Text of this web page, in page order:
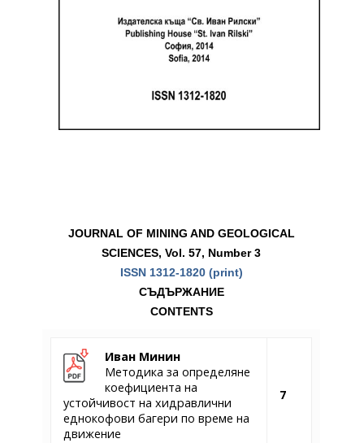
JOURNAL OF MINING AND GEOLOGICAL
SCIENCES, Vol. 57, Number 3
ISSN 1312-1820 (print)
СЪДЪРЖАНИЕ
CONTENTS
Иван Минин
Методика за определяне
коефициентa на
устойчивост на хидравлични
еднокофови багери по време на
движение
7